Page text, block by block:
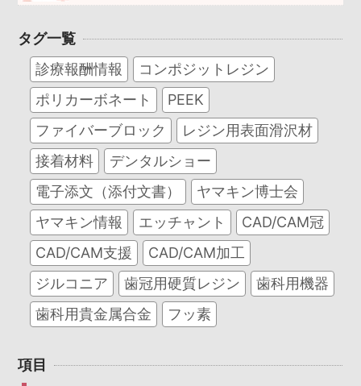
タグ一覧
診療報酬情報
コンポジットレジン
ポリカーボネート
PEEK
ファイバーブロック
レジン用表面滑沢材
接着材料
デンタルショー
電子添文（添付文書）
ヤマキン博士会
ヤマキン情報
エッチャント
CAD/CAM冠
CAD/CAM支援
CAD/CAM加工
ジルコニア
歯冠用硬質レジン
歯科用機器
歯科用貴金属合金
フッ素
項目